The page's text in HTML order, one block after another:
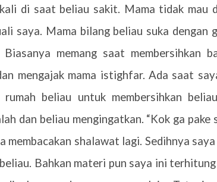
di saat beliau sakit. Mama tidak mau
saya. Mama bilang beliau suka dengan
Biasanya memang saat membersihkan
mengajak mama istighfar. Ada saat
beliau untuk membersihkan
dan beliau mengingatkan. “Kok ga pake
membacakan shalawat lagi. Sedihnya
Bahkan materi pun saya ini